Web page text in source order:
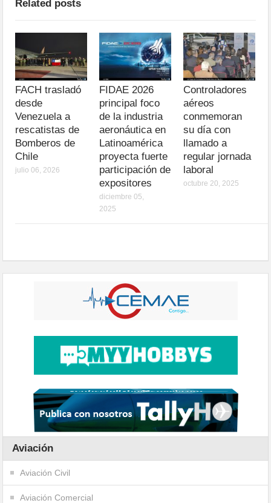
Related posts
FACH trasladó
desde
Venezuela a
rescatistas de
Bomberos de
Chile
julio 06, 2026
FIDAE 2026
principal foco
de la industria
aeronáutica en
Latinoamérica
proyecta fuerte
participación de
expositores
diciembre 05,
2025
Controladores
aéreos
conmemoran
su día con
llamado a
regular jornada
laboral
octubre 20, 2025
Aviación
Aviación Civil
Aviación Comercial